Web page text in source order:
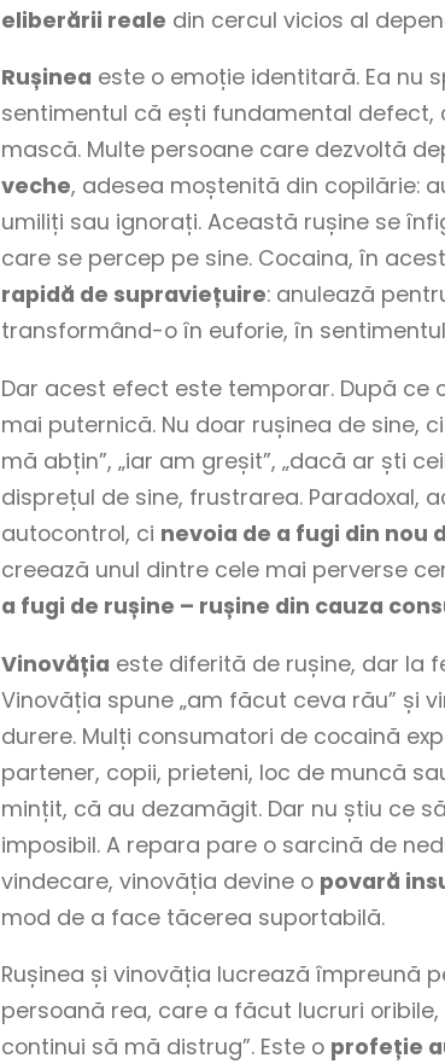
eliberării reale din cercul vicios al
Rușinea este o emoție identitară. Ea nu
sentimentul că ești fundamental defect,
mască. Multe persoane care dezvoltă
veche, adesea moștenită din copilărie:
umiliți sau ignorați. Această rușine se
care se percep pe sine. Cocaina, în
rapidă de supraviețuire: anulează
transformând-o în euforie, în
Dar acest efect este temporar. După ce
mai puternică. Nu doar rușinea de sine,
mă abțin”, „iar am greșit”, „dacă ar ști
disprețul de sine, frustrarea. Paradoxal,
autocontrol, ci nevoia de a fugi din nou
creează unul dintre cele mai perverse
a fugi de rușine – rușine din cauza
Vinovăția este diferită de rușine, dar la
Vinovăția spune „am făcut ceva rău” și
durere. Mulți consumatori de cocaină
partener, copii, prieteni, loc de muncă
mințit, că au dezamăgit. Dar nu știu ce
imposibil. A repara pare o sarcină de
vindecare, vinovăția devine o povară
mod de a face tăcerea suportabilă.
Rușinea și vinovăția lucrează împreună
persoană rea, care a făcut lucruri
continui să mă distrug”. Este o profeție